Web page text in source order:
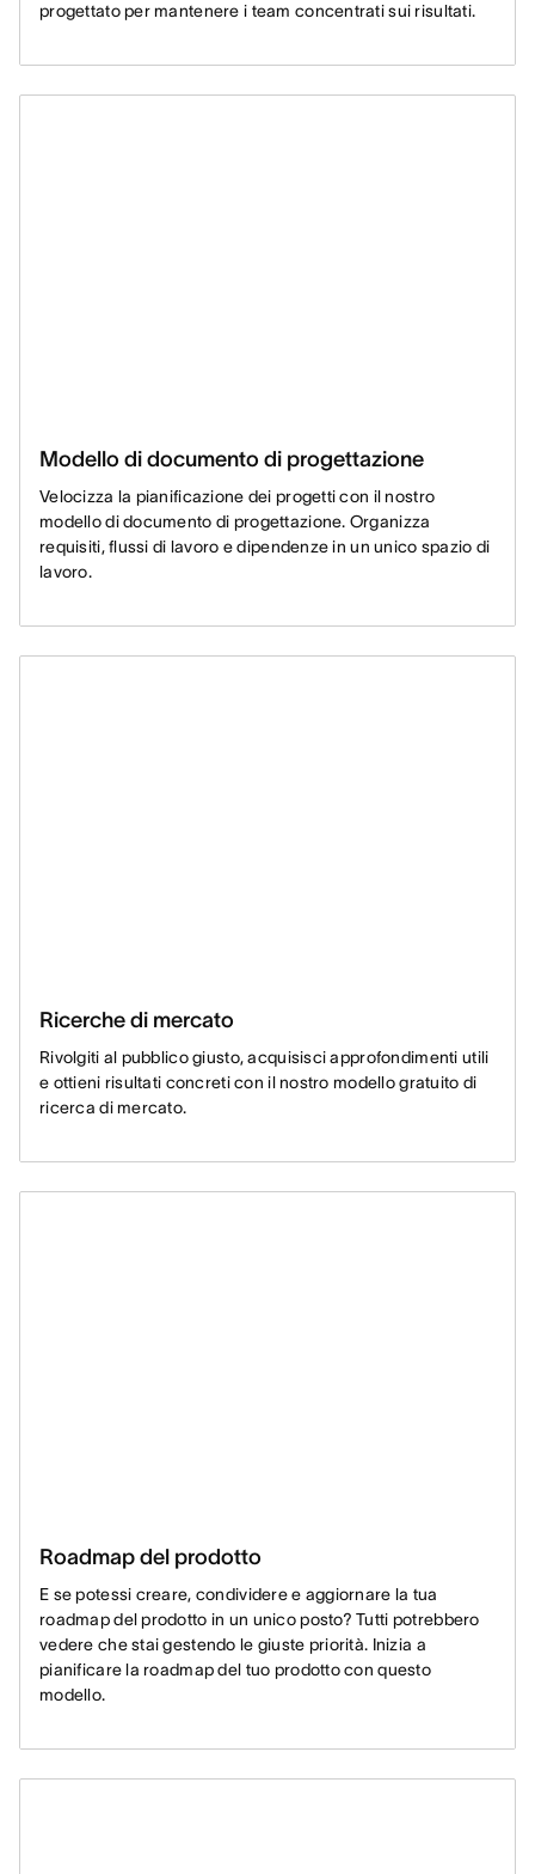
progettato per mantenere i team concentrati sui risultati.
Modello di documento di progettazione
Velocizza la pianificazione dei progetti con il nostro
modello di documento di progettazione. Organizza
requisiti, flussi di lavoro e dipendenze in un unico spazio di
lavoro.
Ricerche di mercato
Rivolgiti al pubblico giusto, acquisisci approfondimenti utili
e ottieni risultati concreti con il nostro modello gratuito di
ricerca di mercato.
Roadmap del prodotto
E se potessi creare, condividere e aggiornare la tua
roadmap del prodotto in un unico posto? Tutti potrebbero
vedere che stai gestendo le giuste priorità. Inizia a
pianificare la roadmap del tuo prodotto con questo
modello.